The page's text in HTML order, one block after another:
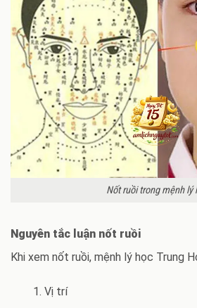
Nốt ruồi trong mệnh lý
Nguyên tắc luận nốt ruồi
Khi xem nốt ruồi, mệnh lý học Trung
Vị trí